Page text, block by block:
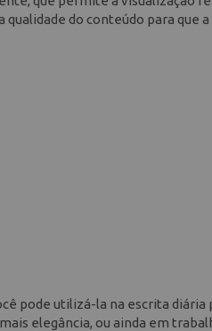
do conteúdo para que
pode utilizá-la na escrita diária
elegância, ou ainda em